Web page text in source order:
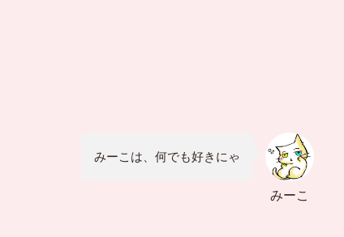
みーこ
みーこは、何でも好きにゃ